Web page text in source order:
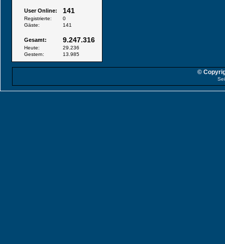
User Online: 141
Registrierte:
0
Gäste:
141
Gesamt: 9.247.316
Heute:
29.236
Gestern:
13.985
©